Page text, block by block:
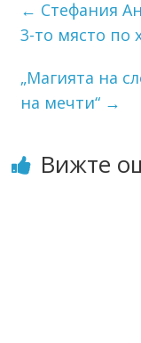
← Стефания
3-то място по
„Магията на
на мечти“ →
Вижте